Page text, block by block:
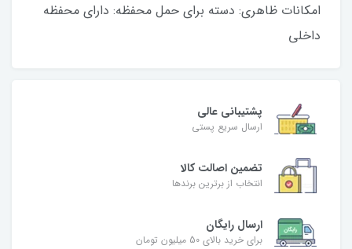
امکانات ظاهری: دسته برای حمل محفظه: دارای محفظه
داخلی
پشتیبانی عالی
ارسال سریع پستی
تضمین اصالت کالا
انتخاب از برترین برندها
ارسال رایگان
برای خرید بالای 50 میلیون تومان